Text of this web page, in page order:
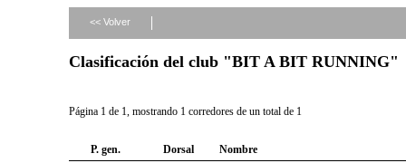
<< Volver
Clasificación del club "BIT A BIT RUNNING"
Página 1 de 1, mostrando 1 corredores de un total de 1
P. gen. Dorsal
Nombre